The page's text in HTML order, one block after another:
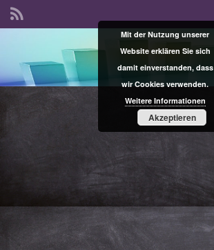
Search for:
Mit der Nutzung unserer
Website erklären Sie sich
damit einverstanden, dass
wir Cookies verwenden.
Weitere Informationen
Akzeptieren